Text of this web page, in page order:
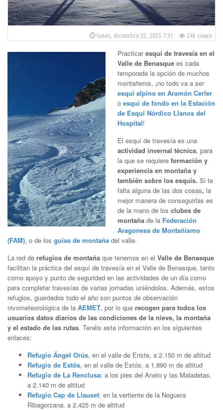
ñ
B
s
q
u
e
P
o
n
lunes, diciembre 22, 2025 7:31 24k views
Practicaresquí de travesía en el
Valle de Benasque es cada
temporada la opción de muchos
montañeros, ¡no todo va a ser
esquí alpino en Aramón Cerler
o esquí de fondo en la Estación
de Esquí Nórdico Llanos del
Hospital!
El esquí de travesía es una
actividad invernal técnica, para
la que se requiere formación y
experiencia en montaña y
también sobre los esquís. Si te
falta alguna de las dos cosas, la
mejor manera de conseguirlas es
de la mano de los clubes de
montaña de la Federación
Aragonesa de Montañismo
(FAM), o de los guías de montaña del valle.
La red de refugios de montaña que tenemos en el Valle de Benasque
facilitan la práctica del esquí de travesía en el Valle de Benasque, tanto
como apoyo y punto de seguridad en las actividades de un día como
para completar travesías de varias jornadas uniéndolos. Además, estos
refugios, guardados todo el año son puntos de observación
nivometeorológica de la AEMET, por lo que recogen para todos los
usuarios datos diarios de las condiciones de la nieve, la montaña
y el estado de las rutas. Tenéis esta información en los siguientes
enlaces:
Refugio Ángel Orús, en el valle de Eriste, a 2.150 m de altitud
Refugio de Estós, en el valle de Estós, a 1.890 m de altitud
Refugio de La Renclusa: a los pies del Aneto y las Maladetas,
a 2.140 m de altitud
Refugio Cap de Llauset: en la vertiente de la Noguera
Ribagorzana, a 2.425 m de altitud